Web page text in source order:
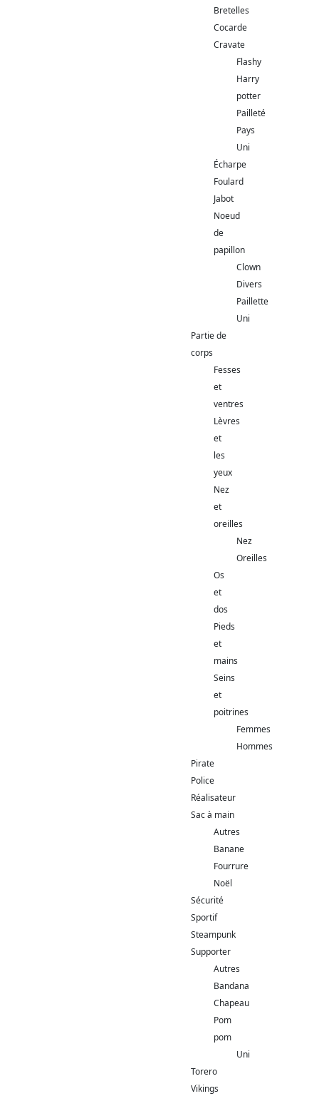
Bretelles
Cocarde
Cravate
Flashy
Harry
potter
Pailleté
Pays
Uni
Écharpe
Foulard
Jabot
Noeud
de
papillon
Clown
Divers
Paillette
Uni
Partie de
corps
Fesses
et
ventres
Lèvres
et
les
yeux
Nez
et
oreilles
Nez
Oreilles
Os
et
dos
Pieds
et
mains
Seins
et
poitrines
Femmes
Hommes
Pirate
Police
Réalisateur
Sac à main
Autres
Banane
Fourrure
Noël
Sécurité
Sportif
Steampunk
Supporter
Autres
Bandana
Chapeau
Pom
pom
Uni
Torero
Vikings